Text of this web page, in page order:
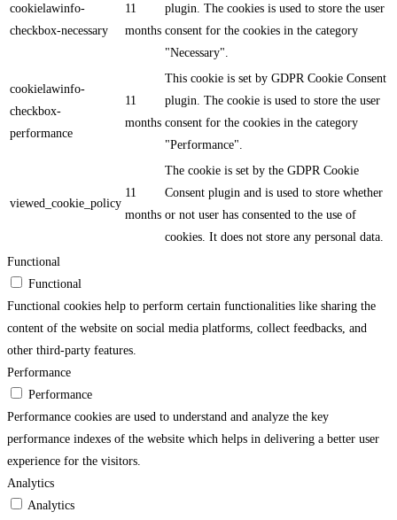
cookielawinfo-
checkbox-necessary
11
months
plugin. The cookies is used to store the user
consent for the cookies in the category
"Necessary".
cookielawinfo-
checkbox-
performance
11
months
This cookie is set by GDPR Cookie Consent
plugin. The cookie is used to store the user
consent for the cookies in the category
"Performance".
viewed_cookie_policy
11
months
The cookie is set by the GDPR Cookie
Consent plugin and is used to store whether
or not user has consented to the use of
cookies. It does not store any personal data.
Functional
Functional
Functional cookies help to perform certain functionalities like sharing the
content of the website on social media platforms, collect feedbacks, and
other third-party features.
Performance
Performance
Performance cookies are used to understand and analyze the key
performance indexes of the website which helps in delivering a better user
experience for the visitors.
Analytics
Analytics